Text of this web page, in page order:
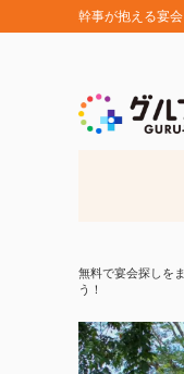
幹事が抱える宴
無料で宴会探しを
う！